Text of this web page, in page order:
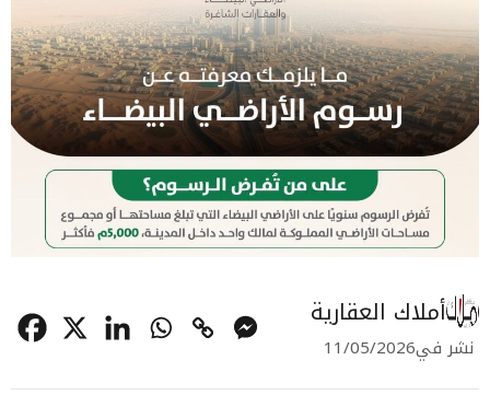
أملاك العقارية
نشر في11/05/2026